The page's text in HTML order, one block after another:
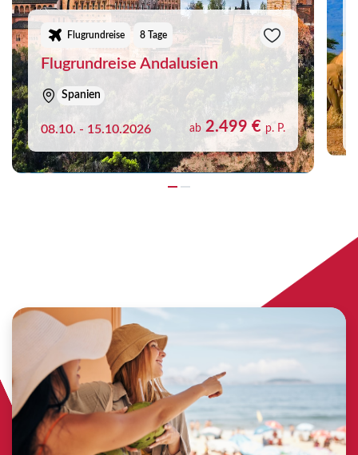
Flugrundreise 8 Tage
Flugrundreise Andalusien
Spanien
08.10. - 15.10.2026 ab 2.499 € p. P.